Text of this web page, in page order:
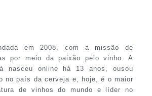
em 2008, com a missão de
por meio da paixão pelo vinho. A
nasceu online há 13 anos, ousou
no país da cerveja e, hoje, é o maior
de vinhos do mundo e líder no